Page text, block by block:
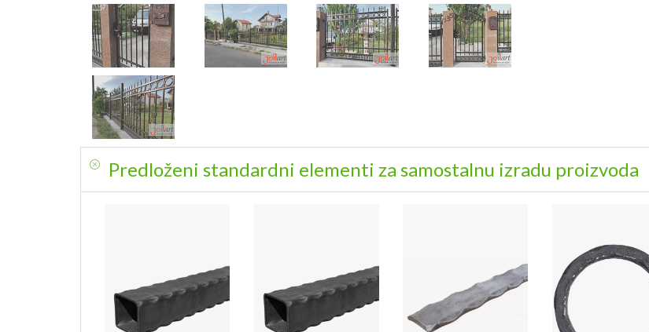
Predloženi standardni elementi za samostalnu izradu proizvoda